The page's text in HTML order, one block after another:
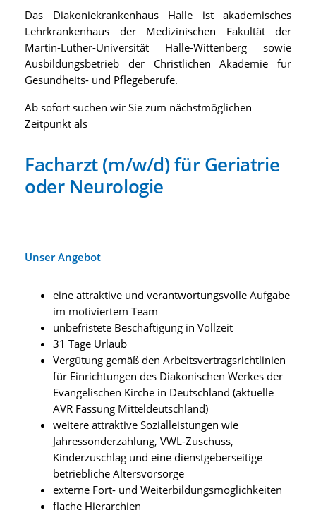
Das Diakoniekrankenhaus Halle ist akademisches
Lehrkrankenhaus der Medizinischen Fakultät der
Martin-Luther-Universität Halle-Wittenberg sowie
Ausbildungsbetrieb der Christlichen Akademie für
Gesundheits- und Pflegeberufe.
Ab sofort suchen wir Sie zum nächstmöglichen
Zeitpunkt als
Facharzt (m/w/d) für Geriatrie
oder Neurologie
Unser Angebot
eine attraktive und verantwortungsvolle Aufgabe
im motiviertem Team
unbefristete Beschäftigung in Vollzeit
31 Tage Urlaub
Vergütung gemäß den Arbeitsvertragsrichtlinien
für Einrichtungen des Diakonischen Werkes der
Evangelischen Kirche in Deutschland (aktuelle
AVR Fassung Mitteldeutschland)
weitere attraktive Sozialleistungen wie
Jahressonderzahlung, VWL-Zuschuss,
Kinderzuschlag und eine dienstgeberseitige
betriebliche Altersvorsorge
externe Fort- und Weiterbildungsmöglichkeiten
flache Hierarchien